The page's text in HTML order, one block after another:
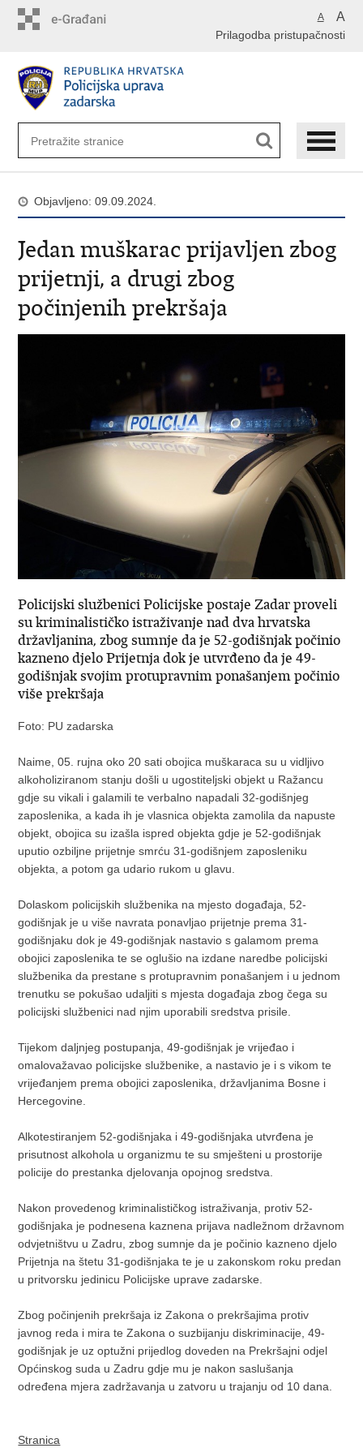
A A
Prilagodba pristupačnosti
Objavljeno: 09.09.2024.
Jedan muškarac prijavljen zbog
prijetnji, a drugi zbog
počinjenih prekršaja
Policijski službenici Policijske postaje Zadar proveli
su kriminalističko istraživanje nad dva hrvatska
državljanina, zbog sumnje da je 52-godišnjak počinio
kazneno djelo Prijetnja dok je utvrđeno da je 49-
godišnjak svojim protupravnim ponašanjem počinio
više prekršaja
Foto: PU zadarska
Naime, 05. rujna oko 20 sati obojica muškaraca su u vidljivo
alkoholiziranom stanju došli u ugostiteljski objekt u Ražancu
gdje su vikali i galamili te verbalno napadali 32-godišnjeg
zaposlenika, a kada ih je vlasnica objekta zamolila da napuste
objekt, obojica su izašla ispred objekta gdje je 52-godišnjak
uputio ozbiljne prijetnje smrću 31-godišnjem zaposleniku
objekta, a potom ga udario rukom u glavu.
Dolaskom policijskih službenika na mjesto događaja, 52-
godišnjak je u više navrata ponavljao prijetnje prema 31-
godišnjaku dok je 49-godišnjak nastavio s galamom prema
obojici zaposlenika te se oglušio na izdane naredbe policijski
službenika da prestane s protupravnim ponašanjem i u jednom
trenutku se pokušao udaljiti s mjesta događaja zbog čega su
policijski službenici nad njim uporabili sredstva prisile.
Tijekom daljnjeg postupanja, 49-godišnjak je vrijeđao i
omalovažavao policijske službenike, a nastavio je i s vikom te
vrijeđanjem prema obojici zaposlenika, državljanima Bosne i
Hercegovine.
Alkotestiranjem 52-godišnjaka i 49-godišnjaka utvrđena je
prisutnost alkohola u organizmu te su smješteni u prostorije
policije do prestanka djelovanja opojnog sredstva.
Nakon provedenog kriminalističkog istraživanja, protiv 52-
godišnjaka je podnesena kaznena prijava nadležnom državnom
odvjetništvu u Zadru, zbog sumnje da je počinio kazneno djelo
Prijetnja na štetu 31-godišnjaka te je u zakonskom roku predan
u pritvorsku jedinicu Policijske uprave zadarske.
Zbog počinjenih prekršaja iz Zakona o prekršajima protiv
javnog reda i mira te Zakona o suzbijanju diskriminacije, 49-
godišnjak je uz optužni prijedlog doveden na Prekršajni odjel
Općinskog suda u Zadru gdje mu je nakon saslušanja
određena mjera zadržavanja u zatvoru u trajanju od 10 dana.
Stranica